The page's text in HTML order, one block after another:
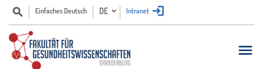
Einfaches Deutsch DE Intranet